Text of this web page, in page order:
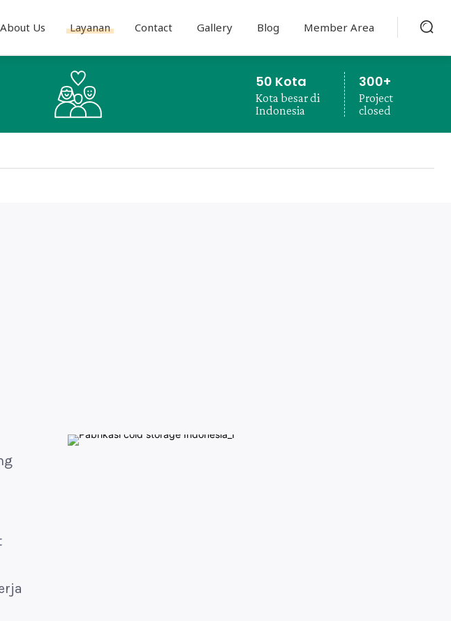
About Us Layanan Contact Gallery Blog Member Area
50 Kota
Kota besar di
Indonesia
300+
Project
closed